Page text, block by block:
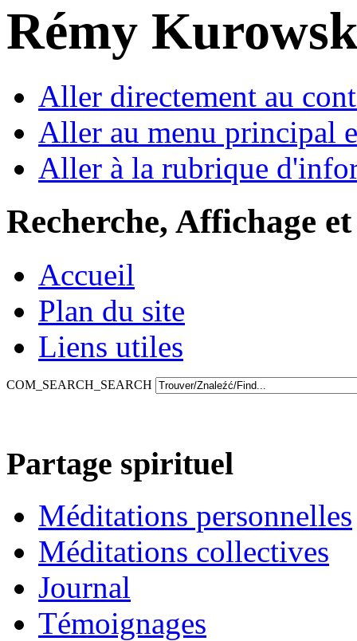
Rémy
Aller directement au
Aller au menu principal
Aller à la rubrique
Recherche, Affichage
Accueil
Plan du site
Liens utiles
COM_SEARCH_SEARCH
Partage spirituel
Méditations personnelles
Méditations collectives
Journal
Témoignages